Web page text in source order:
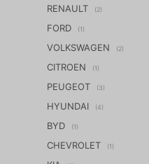
RENAULT (2)
FORD (1)
VOLKSWAGEN (2)
CITROEN (1)
PEUGEOT (3)
HYUNDAI (4)
BYD (1)
CHEVROLET (1)